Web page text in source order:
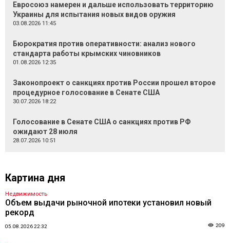
Евросоюз намерен и дальше использовать территорию
Украины для испытания новых видов оружия
03.08.2026 11:45
Бюрократия против оперативности: анализ нового
стандарта работы крымских чиновников
01.08.2026 12:35
Законопроект о санкциях против России прошел второе
процедурное голосование в Сенате США
30.07.2026 18:22
Голосование в Сенате США о санкциях против РФ
ожидают 28 июля
28.07.2026 10:51
Картина дня
Недвижимость
Объем выдачи рыночной ипотеки установил новый
рекорд
05.08.2026 22:32 209